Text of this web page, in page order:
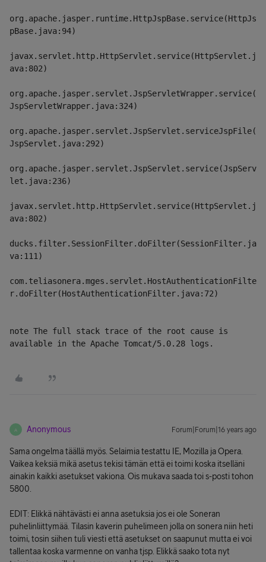
org.apache.jasper.runtime.HttpJspBase.service(HttpJs
pBase.java:94)
javax.servlet.http.HttpServlet.service(HttpServlet.j
ava:802)
org.apache.jasper.servlet.JspServletWrapper.service(
JspServletWrapper.java:324)
org.apache.jasper.servlet.JspServlet.serviceJspFile(
JspServlet.java:292)
org.apache.jasper.servlet.JspServlet.service(JspServ
let.java:236)
javax.servlet.http.HttpServlet.service(HttpServlet.j
ava:802)
ducks.filter.SessionFilter.doFilter(SessionFilter.ja
va:111)
com.teliasonera.mges.servlet.HostAuthenticationFilte
r.doFilter(HostAuthenticationFilter.java:72)
note The full stack trace of the root cause is
available in the Apache Tomcat/5.0.28 logs.
A Anonymous Forum|Forum|16 years ago
Sama ongelma täällä myös. Selaimia testattu IE, Mozilla ja Opera.
Vaikea keksiä mikä asetus tekisi tämän että ei toimi koska itselläni
ainakin kaikki asetukset vakiona. Ois mukava saada toi s-posti tohon
5800.
EDIT: Elikkä nähtävästi ei anna asetuksia jos ei ole Soneran
puhelinliittymää. Tilasin kaverin puhelimeen jolla on sonera niin heti
toimi, tosin siihen tuli viesti että asetukset on saapunut mutta ei voi
tallentaa koska varmenne on vanha tjsp. Elikkä saako tota nyt